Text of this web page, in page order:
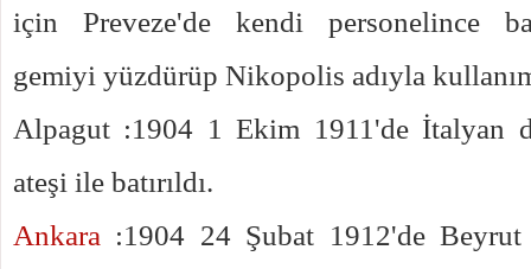
için Preveze'de kendi personelince
gemiyi yüzdürüp Nikopolis adıyla
Alpagut :1904 1 Ekim 1911'de İtalyan
ateşi ile batırıldı.
Ankara :1904 24 Şubat 1912'de Beyrut